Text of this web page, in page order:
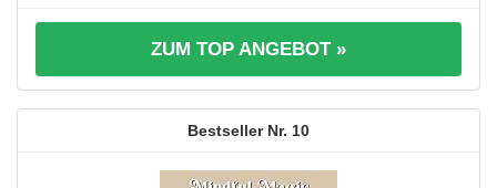
ZUM TOP ANGEBOT »
10